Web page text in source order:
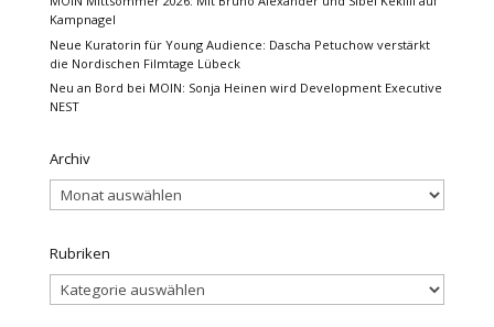
Kampnagel
Neue Kuratorin für Young Audience: Dascha Petuchow verstärkt
die Nordischen Filmtage Lübeck
Neu an Bord bei MOIN: Sonja Heinen wird Development Executive
NEST
Archiv
Archiv
Rubriken
Rubriken